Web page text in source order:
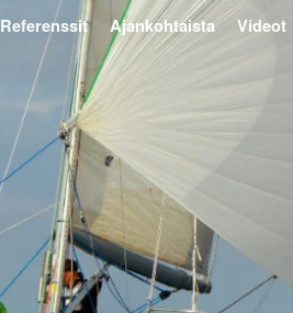
Referenssit Ajankohtaista Videot